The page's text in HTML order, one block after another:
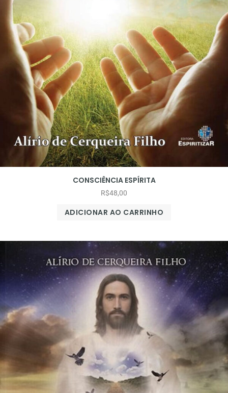
CONSCIÊNCIA ESPÍRITA
R$48,00
ADICIONAR AO CARRINHO